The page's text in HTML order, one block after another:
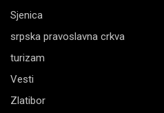
Sjenica
srpska pravoslavna crkva
turizam
Vesti
Zlatibor